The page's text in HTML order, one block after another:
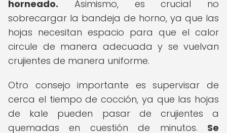
horneado. Asimismo, es crucial no
sobrecargar la bandeja de horno, ya que las
hojas necesitan espacio para que el calor
circule de manera adecuada y se vuelvan
crujientes de manera uniforme.
Otro consejo importante es supervisar de
cerca el tiempo de cocción, ya que las hojas
de kale pueden pasar de crujientes a
quemadas en cuestión de minutos. Se